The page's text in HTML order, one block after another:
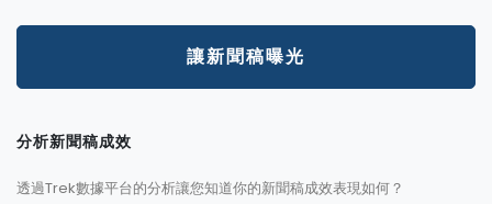
讓新聞稿曝光
分析新聞稿成效
透過Trek數據平台的分析讓您知道你的新聞稿成效表現如何？